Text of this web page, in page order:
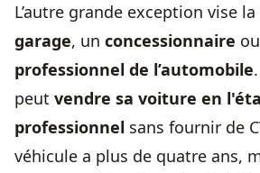
L’autre grande exception vise
garage, un concessionnaire
professionnel de l’automobile
peut vendre sa voiture en
professionnel sans fournir de
véhicule a plus de quatre ans,